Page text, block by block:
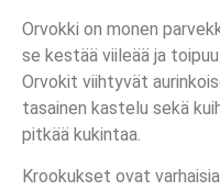
Orvokki on monen
se kestää viileää ja
Orvokit viihtyvät
tasainen kastelu sekä
pitkää kukintaa.
Krookukset ovat